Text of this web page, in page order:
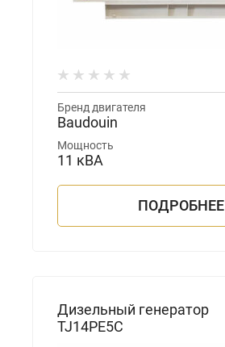
Бренд двигателя
Baudouin
Мощность
11 кВА
ПОДРОБНЕЕ
Дизельный генератор
TJ14PE5C